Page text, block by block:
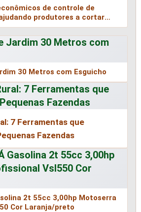
de controle de
produtores a cortar
evitar resistência e
em fazendas de todo o
30 Metros com Esguicho
7 Ferramentas que
Fazendas
2t 55cc 3,00hp Motoserra
Cor Laranja/preto